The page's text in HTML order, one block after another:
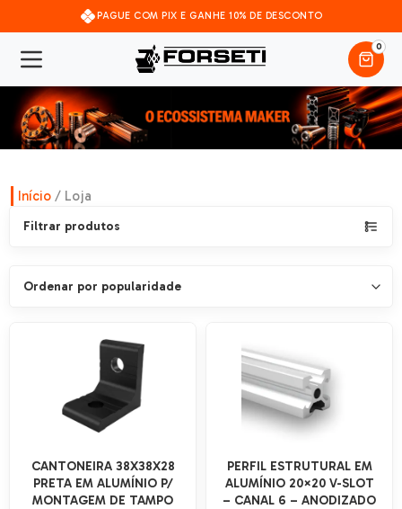
PAGUE COM PIX E GANHE 10% DE DESCONTO
0
Início / Loja
Filtrar produtos
CANTONEIRA 38X38X28
PRETA EM ALUMÍNIO P/
MONTAGEM DE TAMPO
PERFIL ESTRUTURAL EM
ALUMÍNIO 20×20 V-SLOT
– CANAL 6 – ANODIZADO